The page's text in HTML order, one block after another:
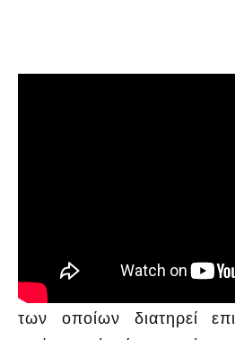
Στο νησί γενικότερα,
εργάζονται κι άλλοι
των οποίων διατηρεί